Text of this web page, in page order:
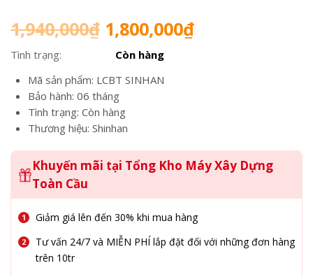
1,940,000₫ Giá
gốc
là:
1,940,000₫.
1,800,000₫Giá
Tình trạng:
Còn hàng
Mã sản phẩm: LCBT SINHAN
Bảo hành: 06 tháng
Tình trạng: Còn hàng
Thương hiệu: Shinhan
Khuyến mãi tại Tổng Kho Máy Xây Dựng
Toàn Cầu
Giảm giá lên đến 30% khi mua hàng
Tư vấn 24/7 và MIỄN PHÍ lắp đặt đối với những đơn hàng
trên 10tr